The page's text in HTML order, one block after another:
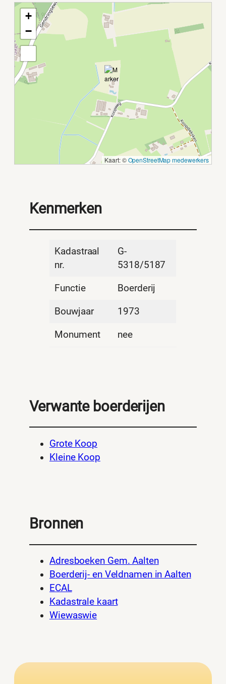
+
−
Kaart: ©OpenStreetMap medewerkers
Kenmerken
Kadastraal
nr.
G-
5318/5187
Functie Boerderij
Bouwjaar 1973
Monument nee
Verwante boerderijen
Grote Koop
Kleine Koop
Bronnen
Adresboeken Gem. Aalten
Boerderij- en Veldnamen in Aalten
ECAL
Kadastrale kaart
Wiewaswie